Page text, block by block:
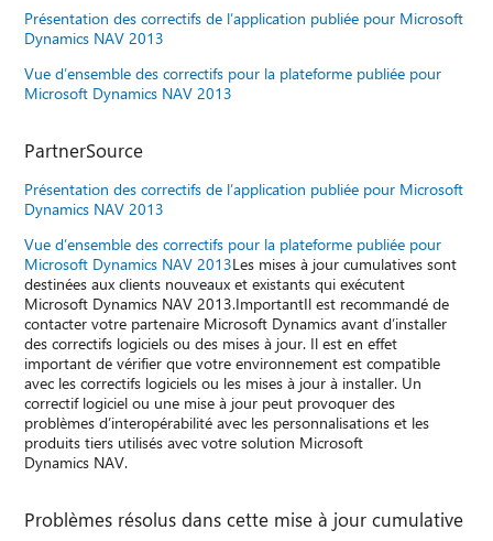
Présentation des correctifs de l’application publiée pour Microsoft
Dynamics NAV 2013
Vue d’ensemble des correctifs pour la plateforme publiée pour
Microsoft Dynamics NAV 2013
PartnerSource
Présentation des correctifs de l’application publiée pour Microsoft
Dynamics NAV 2013
Vue d’ensemble des correctifs pour la plateforme publiée pour
Microsoft Dynamics NAV 2013Les mises à jour cumulatives sont
destinées aux clients nouveaux et existants qui exécutent
Microsoft Dynamics NAV 2013.ImportantIl est recommandé de
contacter votre partenaire Microsoft Dynamics avant d’installer
des correctifs logiciels ou des mises à jour. Il est en effet
important de vérifier que votre environnement est compatible
avec les correctifs logiciels ou les mises à jour à installer. Un
correctif logiciel ou une mise à jour peut provoquer des
problèmes d’interopérabilité avec les personnalisations et les
produits tiers utilisés avec votre solution Microsoft
Dynamics NAV.
Problèmes résolus dans cette mise à jour cumulative